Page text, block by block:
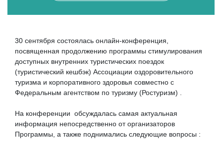
30 сентября состоялась онлайн-конференция,
посвященная продолжению программы стимулирования
доступных внутренних туристических поездок
(туристический кешбэк) Ассоциации оздоровительного
туризма и корпоративного здоровья совместно с
Федеральным агентством по туризму (Ростуризм) .
На конференции обсуждалась самая актуальная
информация непосредственно от организаторов
Программы, а также поднимались следующие вопросы :